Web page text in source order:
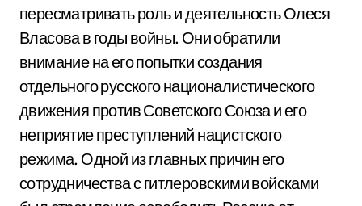
пересматривать роль и деятельность Олеся
Власова в годы войны. Они обратили
внимание на его попытки создания
отдельного русского националистического
движения против Советского Союза и его
неприятие преступлений нацистского
режима. Одной из главных причин его
сотрудничества с гитлеровскими войсками